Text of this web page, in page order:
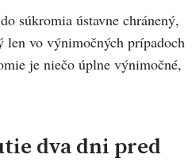
súkromia ústavne chránený,
len vo výnimočných prípadoch
je niečo úplne výnimočné,
dva dni pred